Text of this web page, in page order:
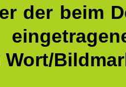
der beim